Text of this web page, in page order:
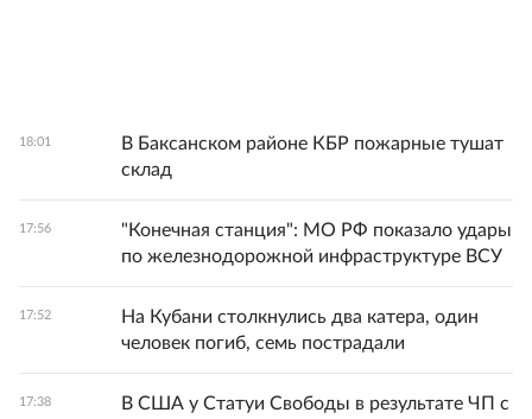
18:01
В Баксанском районе КБР пожарные тушат
склад
17:56
"Конечная станция": МО РФ показало удары
по железнодорожной инфраструктуре ВСУ
17:52
На Кубани столкнулись два катера, один
человек погиб, семь пострадали
17:38
В США у Статуи Свободы в результате ЧП с